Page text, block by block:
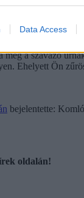
Data Access
hogy
a szavazó
Ehelyett Ön
bejelentette:
oldalán!